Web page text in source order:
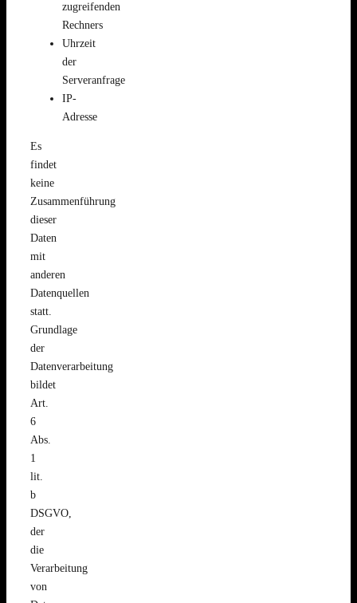
zugreifenden
Rechners
Uhrzeit
der
Serveranfrage
IP-
Adresse
Es
findet
keine
Zusammenführung
dieser
Daten
mit
anderen
Datenquellen
statt.
Grundlage
der
Datenverarbeitung
bildet
Art.
6
Abs.
1
lit.
b
DSGVO,
der
die
Verarbeitung
von